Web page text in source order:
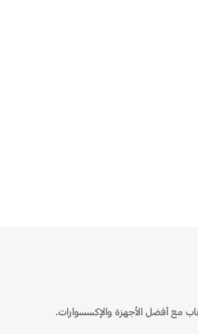
مع أفضل الأجهزة والإكسسوارات.